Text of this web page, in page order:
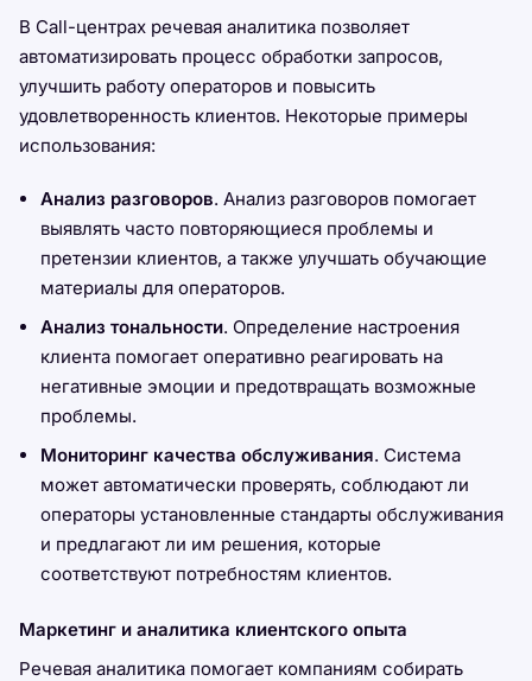
В Call-центрах речевая аналитика позволяет
автоматизировать процесс обработки запросов,
улучшить работу операторов и повысить
удовлетворенность клиентов. Некоторые примеры
использования:
Анализ разговоров. Анализ разговоров помогает
выявлять часто повторяющиеся проблемы и
претензии клиентов, а также улучшать обучающие
материалы для операторов.
Анализ тональности. Определение настроения
клиента помогает оперативно реагировать на
негативные эмоции и предотвращать возможные
проблемы.
Мониторинг качества обслуживания. Система
может автоматически проверять, соблюдают ли
операторы установленные стандарты обслуживания
и предлагают ли им решения, которые
соответствуют потребностям клиентов.
Маркетинг и аналитика клиентского опыта
Речевая аналитика помогает компаниям собирать